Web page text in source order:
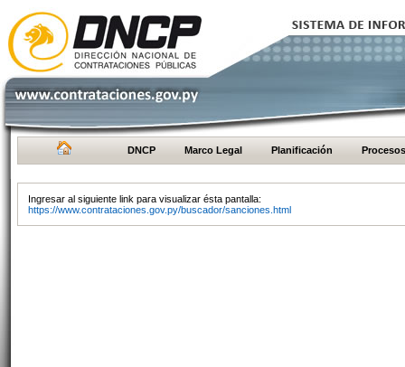
DNCP Marco Legal Planificación Procesos
Ingresar al siguiente link para visualizar ésta pantalla:
https://www.contrataciones.gov.py/buscador/sanciones.html